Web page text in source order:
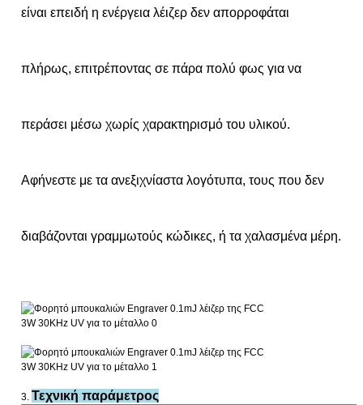
είναι επειδή η ενέργεια λέιζερ δεν απορροφάται
πλήρως, επιτρέποντας σε πάρα πολύ φως για να
περάσει μέσω χωρίς χαρακτηρισμό του υλικού.
Αφήνεστε με τα ανεξιχνίαστα λογότυπα, τους που δεν
διαβάζονται γραμμωτούς κώδικες, ή τα χαλασμένα μέρη.
3. Τεχνική παράμετρος